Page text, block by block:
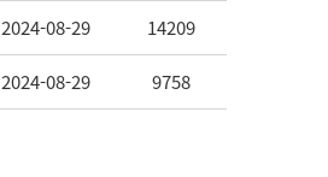
2024-08-29 14209
2024-08-29 9758